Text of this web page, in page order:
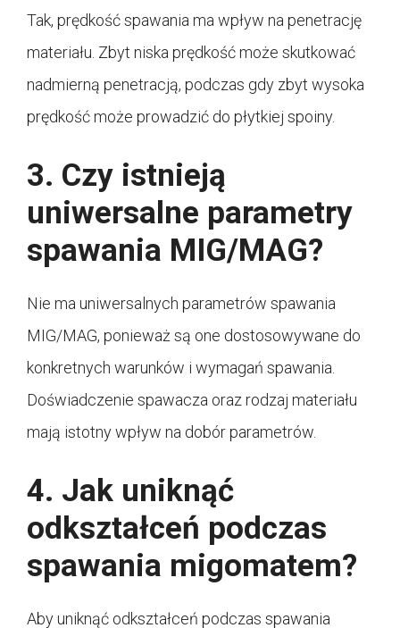
Tak, prędkość spawania ma wpływ na penetrację
materiału. Zbyt niska prędkość może skutkować
nadmierną penetracją, podczas gdy zbyt wysoka
prędkość może prowadzić do płytkiej spoiny.
3. Czy istnieją
uniwersalne parametry
spawania MIG/MAG?
Nie ma uniwersalnych parametrów spawania
MIG/MAG, ponieważ są one dostosowywane do
konkretnych warunków i wymagań spawania.
Doświadczenie spawacza oraz rodzaj materiału
mają istotny wpływ na dobór parametrów.
4. Jak uniknąć
odkształceń podczas
spawania migomatem?
Aby uniknąć odkształceń podczas spawania